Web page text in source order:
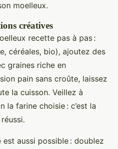
moelleux.
créatives
recette pas à pas :
céréales, bio), ajoutez des
graines riche en
pain sans croûte, laissez
la cuisson. Veillez à
la farine choisie : c’est la
aussi possible : doublez